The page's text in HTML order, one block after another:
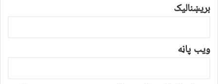
بریښنالیک
ویب پاڼه